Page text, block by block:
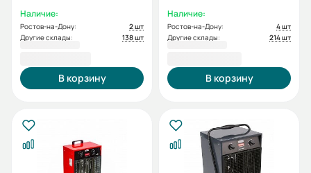
Наличие:
Ростов-на-Дону:
2 шт
Другие склады:
138 шт
В корзину
Наличие:
Ростов-на-Дону:
4 шт
Другие склады:
214 шт
В корзину